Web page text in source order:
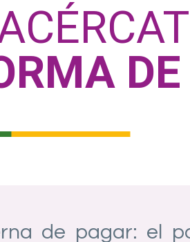
de pagar: el